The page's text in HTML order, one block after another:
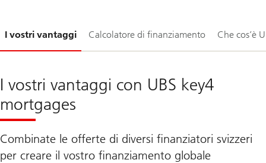
I vostri vantaggi Calcolatore di finanziamento Che cos’è
1-
I vostri vantaggi con UBS key4
mortgages
Combinate le offerte di diversi finanziatori svizzeri
per creare il vostro finanziamento globale